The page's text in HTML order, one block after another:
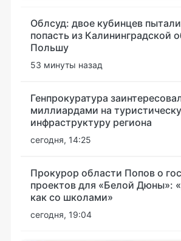
Облсуд: двое кубинцев
попасть из Калининградской
Польшу
53 минуты назад
Генпрокуратура
миллиардами на
инфраструктуру региона
сегодня, 14:25
Прокурор области Попов о
проектов для «Белой Дюны»:
как со школами»
сегодня, 19:04